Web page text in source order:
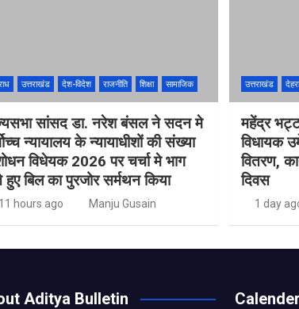
उत्तराखंड देश-विदेश राजनीति शिक्षा सामाजिक
सांसद डा. नरेश बंसल ने सदन मे
न्यायालय के न्यायाधीशों की संख्या
विधेयक 2026 पर चर्चा मे भाग
बिल का पुरजोर सर्मथन किया
11 hours ago Manju Gusain
उत्तराखंड
महेंद्र
विधायक
वितरण,
दिवस
1 day
Aditya Bulletin Calender